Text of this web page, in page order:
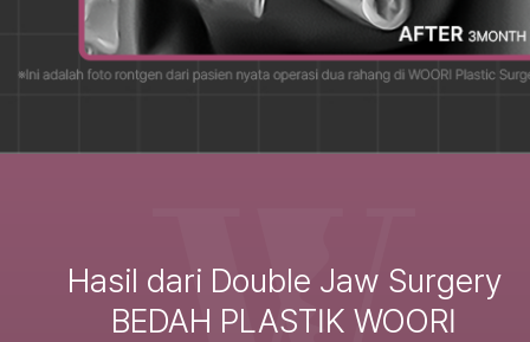
Hasil dari Double Jaw Surgery
BEDAH PLASTIK WOORI